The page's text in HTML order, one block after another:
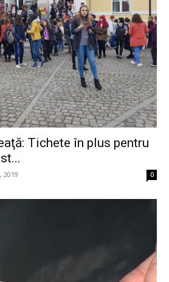
Tichete în plus pentru
2019 0